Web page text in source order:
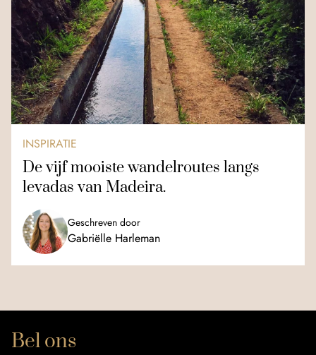
INSPIRATIE
De vijf mooiste wandelroutes langs
levadas van Madeira.
Geschreven door
Gabriëlle Harleman
Bel ons